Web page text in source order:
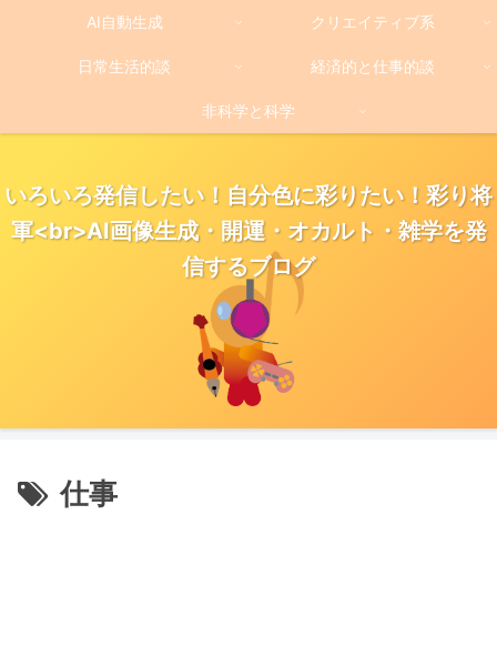
いろいろ発信したい！自分色に彩りたい！彩り将
軍<br>AI画像生成・開運・オカルト・雑学を発
信するブログ
AI自動生成 クリエイティブ系
日常生活的談 経済的と仕事的談
非科学と科学
仕事